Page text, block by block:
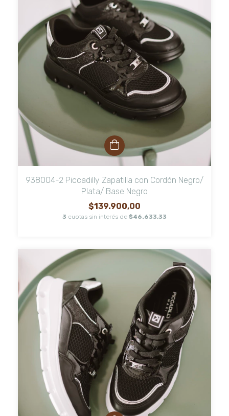
938004-2 Piccadilly Zapatilla con Cordón Negro/
Plata/ Base Negro
$139.900,00
3 cuotas sin interés de $46.633,33